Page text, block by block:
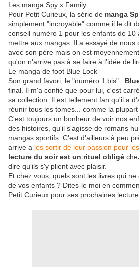
Les manga Spy x Family
Pour Petit Curieux, la série de manga
simplement "incroyable" comme il le dit
conseil numéro 1 pour les enfants de 10
mettre aux mangas. Il a essayé de nous
avec son père mais on est
qu'on n'arrive pas à se faire à l'idée de
Le manga de foot Blue Lock
Son grand favori, le "numéro 1 bis" :
final. Il m'a confié que pour lui, c'est
sa collection. Il est tellement fan qu'il a
réunir tous les tomes... comme la
C'est toujours un bonheur de voir nos
des histoires, qu'il s'agisse de romans
mangas sportifs. C'est d'ailleurs à peu
arrive a les sortir de leur passion pour
lecture du soir est un rituel obligé
dire qu'ils s'y plient avec plaisir.
Et chez vous, quels sont les livres qui
de vos enfants ? Dites-le moi en
Petit Curieux pour ses prochaines